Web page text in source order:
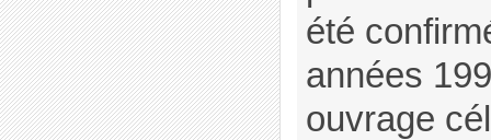
été
années
ouvrage